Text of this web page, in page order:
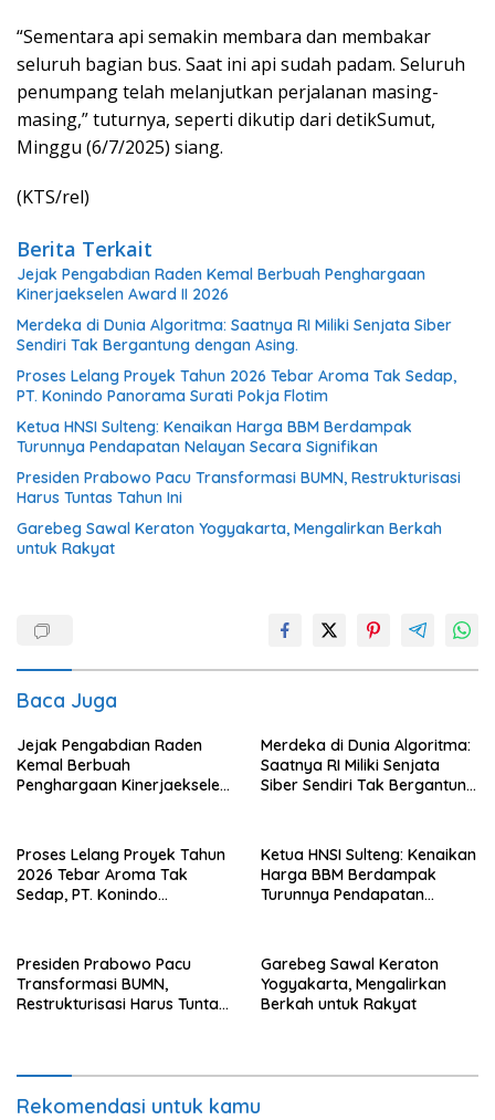
“Sementara api semakin membara dan membakar
seluruh bagian bus. Saat ini api sudah padam. Seluruh
penumpang telah melanjutkan perjalanan masing-
masing,” tuturnya, seperti dikutip dari detikSumut,
Minggu (6/7/2025) siang.
(KTS/rel)
Berita Terkait
Jejak Pengabdian Raden Kemal Berbuah Penghargaan
Kinerjaekselen Award II 2026
Merdeka di Dunia Algoritma: Saatnya RI Miliki Senjata Siber
Sendiri Tak Bergantung dengan Asing.
Proses Lelang Proyek Tahun 2026 Tebar Aroma Tak Sedap,
PT. Konindo Panorama Surati Pokja Flotim
Ketua HNSI Sulteng: Kenaikan Harga BBM Berdampak
Turunnya Pendapatan Nelayan Secara Signifikan
Presiden Prabowo Pacu Transformasi BUMN, Restrukturisasi
Harus Tuntas Tahun Ini
Garebeg Sawal Keraton Yogyakarta, Mengalirkan Berkah
untuk Rakyat
Baca Juga
Jejak Pengabdian Raden
Kemal Berbuah
Penghargaan Kinerjaekselen
Merdeka di Dunia Algoritma:
Saatnya RI Miliki Senjata
Siber Sendiri Tak Bergantung
Proses Lelang Proyek Tahun
2026 Tebar Aroma Tak
Sedap, PT. Konindo
Ketua HNSI Sulteng: Kenaikan
Harga BBM Berdampak
Turunnya Pendapatan
Presiden Prabowo Pacu
Transformasi BUMN,
Restrukturisasi Harus Tuntas
Garebeg Sawal Keraton
Yogyakarta, Mengalirkan
Berkah untuk Rakyat
Rekomendasi untuk kamu